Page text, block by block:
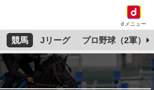
dメニュー
競馬 Jリーグ プロ野球（2軍）